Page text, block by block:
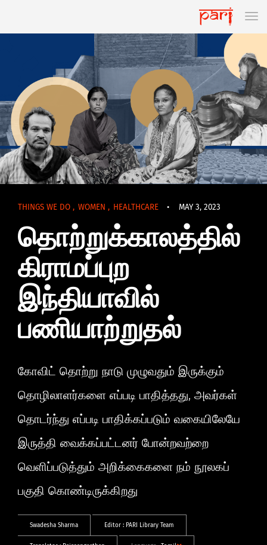
THINGS WE DO , WOMEN , HEALTHCARE • MAY 3, 2023
தொற்றுக்காலத்தில்
கிராமப்புற
இந்தியாவில்
பணியாற்றுதல்
கோவிட் தொற்று நாடு முழுவதும் இருக்கும்
தொழிலாளர்களை எப்படி பாதித்தது, அவர்கள்
தொடர்ந்து எப்படி பாதிக்கப்படும் வகையிலேயே
இருத்தி வைக்கப்பட்டனர் போன்றவற்றை
வெளிப்படுத்தும் அறிக்கைகளை நம் நூலகப்
பகுதி கொண்டிருக்கிறது
Swadesha Sharma Editor : PARI Library Team